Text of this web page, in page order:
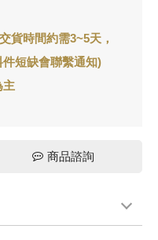
貨時間約需3~5天，
短缺會聯繫通知)
主
商品諮詢